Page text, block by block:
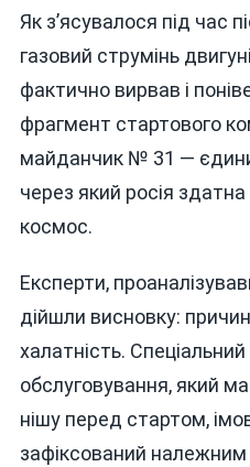
Як з’ясувалося під час
газовий струмінь
фактично вирвав і
фрагмент стартового
майданчик № 31 —
через який росія
космос.
Експерти,
дійшли висновку:
халатність.
обслуговування, який
нішу перед стартом,
зафіксований